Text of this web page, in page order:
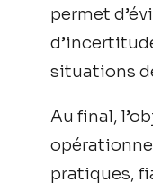
permet
situations
Au final,
pratiques,